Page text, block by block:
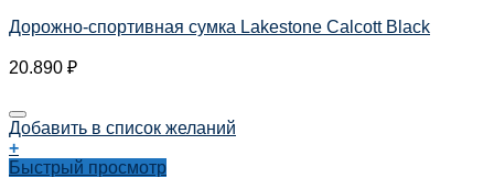
Дорожно-спортивная сумка Lakestone Calcott Black
20.890 ₽
Добавить в список желаний
+
Быстрый просмотр